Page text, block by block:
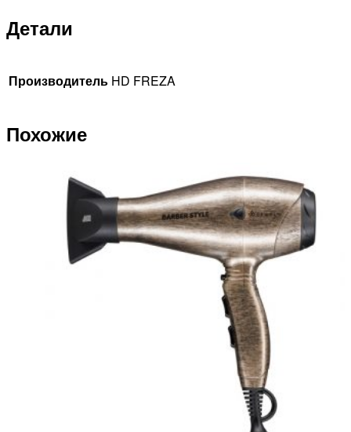
Детали
Производитель HD FREZA
Похожие